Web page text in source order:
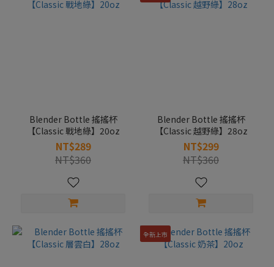
Blender Bottle 搖搖杯
【Classic 戰地綠】20oz
NT$289
NT$360
Blender Bottle 搖搖杯
【Classic 越野綠】28oz
NT$299
NT$360
全新上市